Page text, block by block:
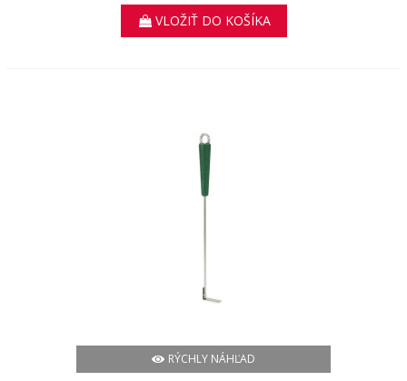
VLOŽIŤ DO KOŠÍKA
RÝCHLY NÁHĽAD